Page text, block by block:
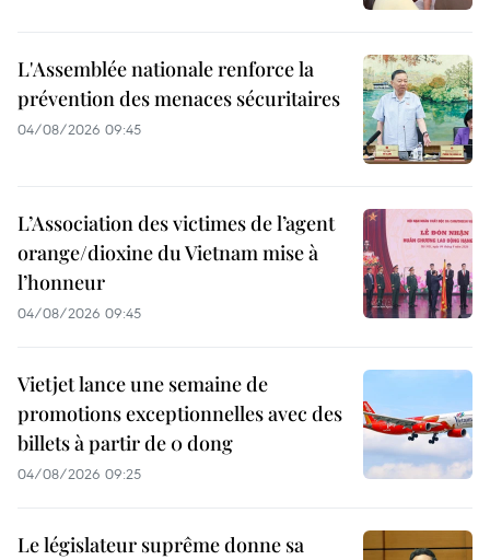
L'Assemblée nationale renforce la
prévention des menaces sécuritaires
04/08/2026 09:45
L’Association des victimes de l’agent
orange/dioxine du Vietnam mise à
l’honneur
04/08/2026 09:45
Vietjet lance une semaine de
promotions exceptionnelles avec des
billets à partir de 0 dong
04/08/2026 09:25
Le législateur suprême donne sa